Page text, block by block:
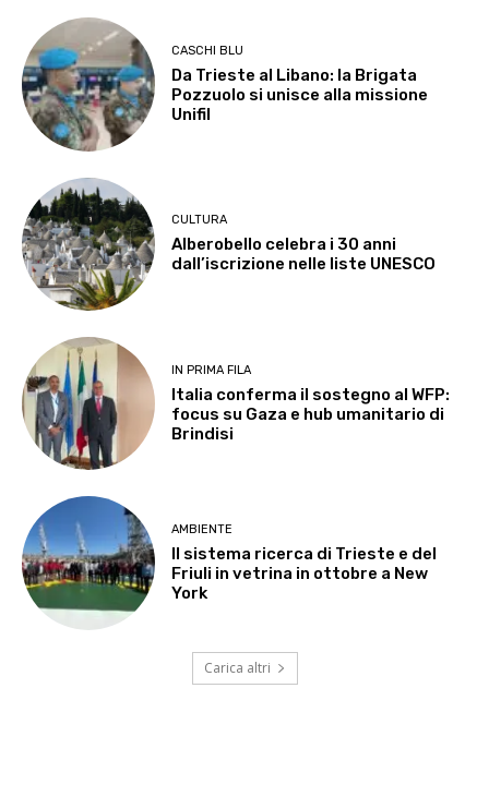
CASCHI BLU
Da Trieste al Libano: la Brigata
Pozzuolo si unisce alla missione
Unifil
CULTURA
Alberobello celebra i 30 anni
dall’iscrizione nelle liste UNESCO
IN PRIMA FILA
Italia conferma il sostegno al WFP:
focus su Gaza e hub umanitario di
Brindisi
AMBIENTE
Il sistema ricerca di Trieste e del
Friuli in vetrina in ottobre a New
York
Carica altri